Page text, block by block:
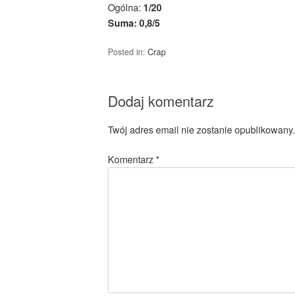
Ogólna: 1/20
Suma: 0,8/5
Posted in: Crap
Dodaj komentarz
Twój adres email nie zostanie opublikowany.
Komentarz*